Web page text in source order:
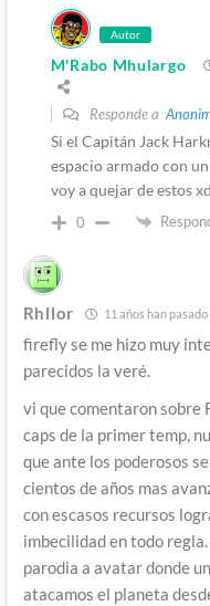
Autor
M'Rabo Mhulargo
Responde a
Si el Capitán Jack
espacio armado con
voy a quejar de estos
0
Rhllor 11 años han
firefly se me hizo muy
parecidos la veré.
vi que comentaron sobre
caps de la primer temp,
que ante los poderosos
cientos de años mas
con escasos recursos
imbecilidad en todo
parodia a avatar donde
atacamos el planeta